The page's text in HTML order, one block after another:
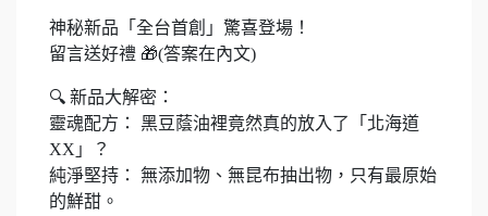
神秘新品「全台首創」驚喜登場！
留言送好禮 🎁(答案在內文)
🔍 新品大解密：
靈魂配方： 黑豆蔭油裡竟然真的放入了「北海道
XX」？
純淨堅持： 無添加物、無昆布抽出物，只有最原始
的鮮甜。